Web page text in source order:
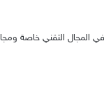
المجال التقني خاصة